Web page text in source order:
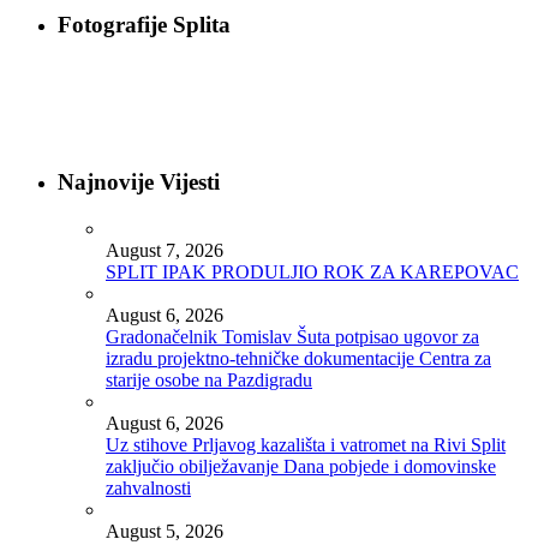
Fotografije Splita
Najnovije Vijesti
August 7, 2026
SPLIT IPAK PRODULJIO ROK ZA KAREPOVAC
August 6, 2026
Gradonačelnik Tomislav Šuta potpisao ugovor za
izradu projektno-tehničke dokumentacije Centra za
starije osobe na Pazdigradu
August 6, 2026
Uz stihove Prljavog kazališta i vatromet na Rivi Split
zaključio obilježavanje Dana pobjede i domovinske
zahvalnosti
August 5, 2026